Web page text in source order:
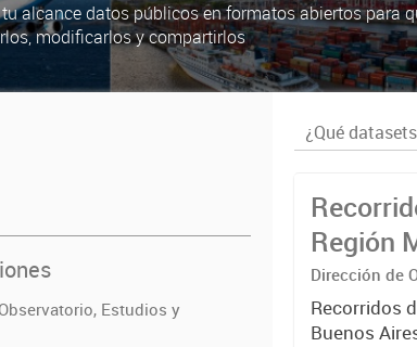
alcance datos públicos en formatos abiertos para
modificarlos y compartirlos
Estudios y
Región
(RMBA)
Dirección de
Recorridos
Buenos